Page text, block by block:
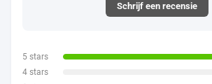
Schrijf een recensie
5 stars
4 stars